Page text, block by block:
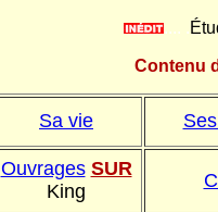
.... .
Contenu
Sa vie
Ouvrages SUR
King